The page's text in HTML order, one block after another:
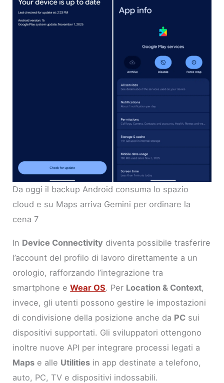
Da oggi il backup Android consuma lo spazio
cloud e su Maps arriva Gemini per ordinare la
cena 7
In Device Connectivity diventa possibile trasferire
l’account del profilo di lavoro direttamente a un
orologio, rafforzando l’integrazione tra
smartphone eWear OS. Per Location & Context,
invece, gli utenti possono gestire le impostazioni
di condivisione della posizione anche da PC sui
dispositivi supportati. Gli sviluppatori ottengono
inoltre nuove API per integrare processi legati a
Maps e alle Utilities in app destinate a telefono,
auto, PC, TV e dispositivi indossabili.